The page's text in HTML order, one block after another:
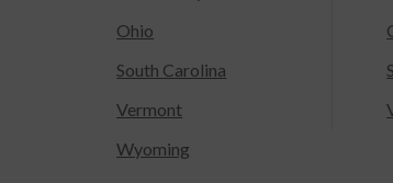
Ohio
South Carolina
Vermont
Wyoming